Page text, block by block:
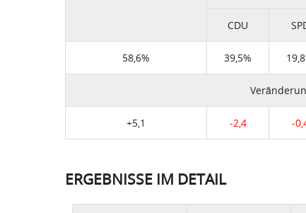
CDU
58,6% 39,5%
+5,1 -2,4 -
ERGEBNISSE IM DETAIL